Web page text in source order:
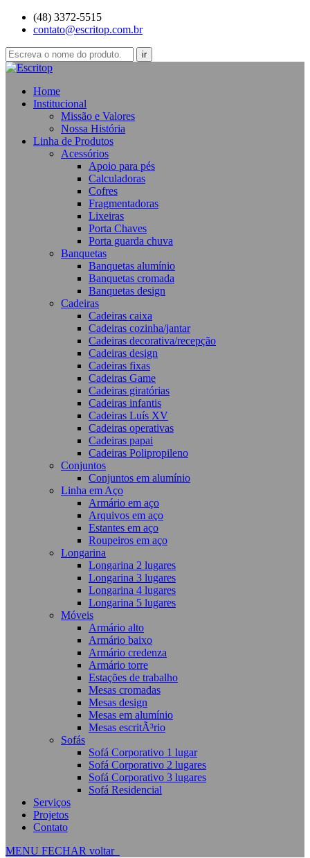
(48) 3372-5515
contato@escritop.com.br
Home
Institucional
Missão e Valores
Nossa História
Linha de Produtos
Acessórios
Apoio para pés
Calculadoras
Cofres
Fragmentadoras
Lixeiras
Porta Chaves
Porta guarda chuva
Banquetas
Banquetas alumínio
Banquetas cromada
Banquetas design
Cadeiras
Cadeiras caixa
Cadeiras cozinha/jantar
Cadeiras decorativa/recepção
Cadeiras design
Cadeiras fixas
Cadeiras Game
Cadeiras giratórias
Cadeiras infantis
Cadeiras Luís XV
Cadeiras operativas
Cadeiras papai
Cadeiras Polipropileno
Conjuntos
Conjuntos em alumínio
Linha em Aço
Armário em aço
Arquivos em aço
Estantes em aço
Roupeiros em aço
Longarina
Longarina 2 lugares
Longarina 3 lugares
Longarina 4 lugares
Longarina 5 lugares
Móveis
Armário alto
Armário baixo
Armário credenza
Armário torre
Estações de trabalho
Mesas cromadas
Mesas design
Mesas em alumínio
Mesas escritÃ³rio
Sofás
Sofá Corporativo 1 lugar
Sofá Corporativo 2 lugares
Sofá Corporativo 3 lugares
Sofá Residencial
Serviços
Projetos
Contato
MENU FECHAR voltar